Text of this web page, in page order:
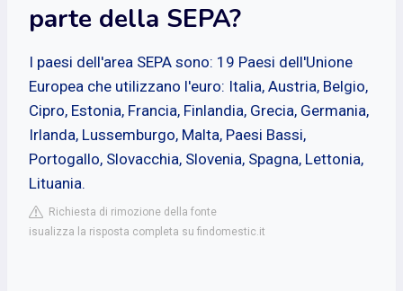
parte della SEPA?
I paesi dell'area SEPA sono: 19 Paesi dell'Unione
Europea che utilizzano l'euro: Italia, Austria, Belgio,
Cipro, Estonia, Francia, Finlandia, Grecia, Germania,
Irlanda, Lussemburgo, Malta, Paesi Bassi,
Portogallo, Slovacchia, Slovenia, Spagna, Lettonia,
Lituania.
Richiesta di rimozione della fonte
isualizza la risposta completa su findomestic.it